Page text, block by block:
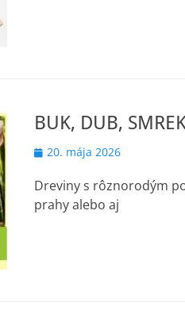
BUK, DUB,
Posted
20. mája 2026
Dreviny s rôznorodým
prahy alebo aj